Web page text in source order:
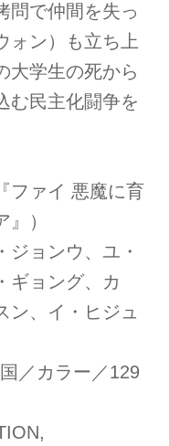
問で仲間を失っ
ォン）も立ち上
大学生の死から
む民主化闘争を
ファイ 悪魔に育
）
ジョンウ、ユ・
ギョング、カ
ン、イ・ヒジュ
／カラー／129